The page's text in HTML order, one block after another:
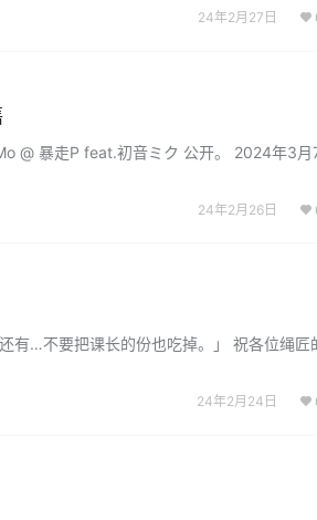
24年2月27日
@ 暴走P feat.初音ミク 公开。 2024年3月
24年2月26日
有…不要把课长的份也吃掉。」 祝各位绳匠
24年2月24日